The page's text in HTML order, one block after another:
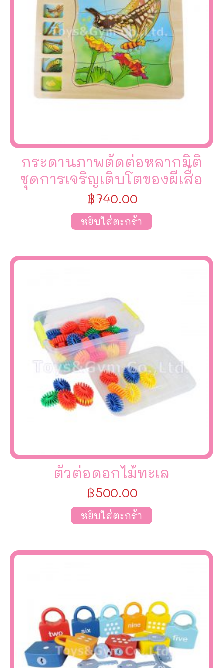
กระดานภาพตัดต่อหลากมิติ
ชุดการเจริญเติบโตของผีเสื้อ
฿740.00
หยิบใส่ตะกร้า
ตัวต่อดอกไม้ทะเล
฿500.00
หยิบใส่ตะกร้า